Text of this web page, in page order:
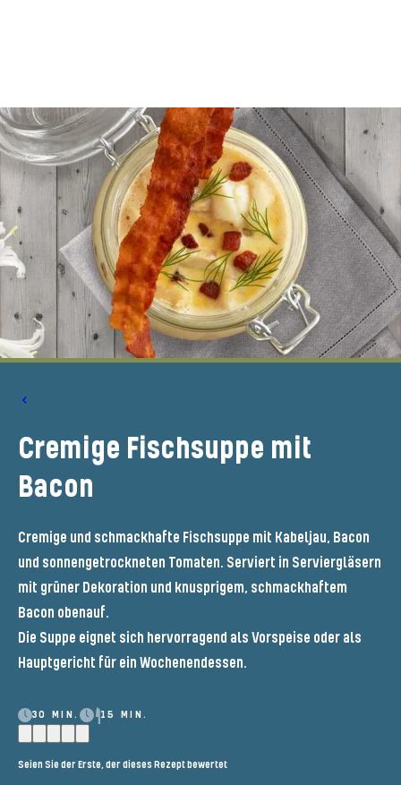
Cremige Fischsuppe mit
Bacon
Cremige und schmackhafte Fischsuppe mit Kabeljau, Bacon
und sonnengetrockneten Tomaten. Serviert in Serviergläsern
mit grüner Dekoration und knusprigem, schmackhaftem
Bacon obenauf.
Die Suppe eignet sich hervorragend als Vorspeise oder als
Hauptgericht für ein Wochenendessen.
30 MIN. 15 MIN.
Seien Sie der Erste, der dieses Rezept bewertet